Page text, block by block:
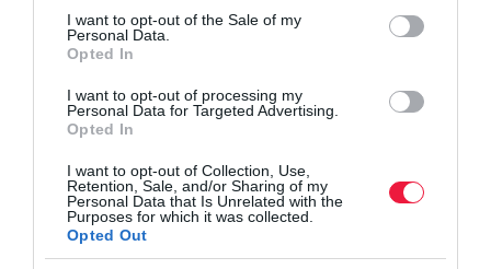
consent section.
I want to opt-out of the Sale of my
Personal Data.
Opted In
I want to opt-out of processing my
Personal Data for Targeted Advertising.
Opted In
I want to opt-out of Collection, Use,
Retention, Sale, and/or Sharing of my
Personal Data that Is Unrelated with the
Purposes for which it was collected.
Opted Out
Mikor előnyösebb személyi kölcsönnél a hosszabb